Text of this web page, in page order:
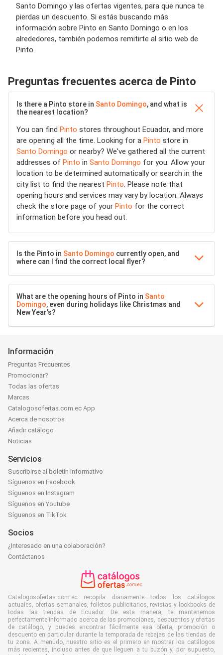
Santo Domingo y las ofertas vigentes, para que nunca te
pierdas un descuento. Si estás buscando más
información sobre Pinto en Santo Domingo o en los
alrededores, también podemos remitirte al sitio web de
Pinto.
Preguntas frecuentes acerca de Pinto
Is there a Pinto store in Santo Domingo, and what is
the nearest location?
You can find Pinto stores throughout Ecuador, and more
are opening all the time. Looking for a Pinto store in
Santo Domingo or nearby? We've gathered all the current
addresses of Pinto in Santo Domingo for you. Allow your
location to be determined automatically or search in the
city list to find the nearest Pinto. Please note that
opening hours and services may vary by location. Always
check the store page of your Pinto for the correct
information before you head out.
Is the Pinto in Santo Domingo currently open, and
where can I find the correct local flyer?
What are the opening hours of Pinto in Santo
Domingo, even during holidays like Christmas and
New Year's?
Información
Preguntas Frecuentes
Promocionar?
Todas las ofertas
Marcas
Catalogosofertas.com.ec App
Acerca de nosotros
Añadir catálogo
Noticias
Servicios
Suscribirse al boletín informativo
Síguenos en Facebook
Síguenos en Instagram
Síguenos en Youtube
Síguenos en TikTok
Socios
¿Interesado en una colaboración?
Contáctanos
Catalogosofertas.com.ec recopila diariamente todos los catálogos
actuales, ofertas semanales, folletos publicitarios, revistas y lookbooks de
todas las tiendas de Ecuador. De esta manera, te mantenemos
perfectamente informado acerca de las promociones, descuentos y ofertas
de catálogo, y puedes encontrar fácilmente esa oferta, promoción o
descuento en particular durante la temporada de rebajas de las tiendas de
tu zona. A menudo, nuestro sitio es el primero en mostrar los catálogos
más recientes, incluso antes de que lleguen a tu buzón y, por supuesto,